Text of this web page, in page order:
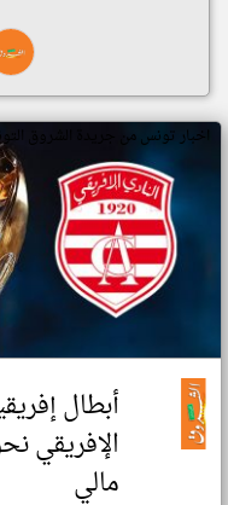
اخبار تونس من جريدة الشروق
أبطال
الإفريقي
مالي